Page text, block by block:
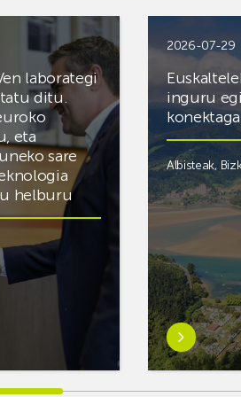
laborategi
ditu.
eta
sare
helburu
2026-07-29
inguru
Albisteak,
Ezagutu
ehun